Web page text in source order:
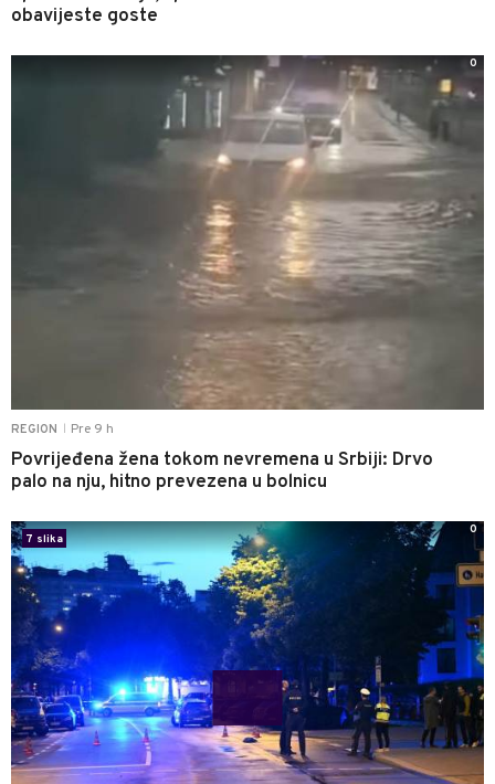
obavijeste goste
REGION Pre 9 h
Povrijeđena žena tokom nevremena u Srbiji: Drvo
palo na nju, hitno prevezena u bolnicu
0
7 slika
0